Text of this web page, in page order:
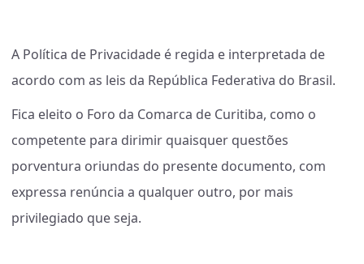
A Política de Privacidade é regida e interpretada de
acordo com as leis da República Federativa do Brasil.
Fica eleito o Foro da Comarca de Curitiba, como o
competente para dirimir quaisquer questões
porventura oriundas do presente documento, com
expressa renúncia a qualquer outro, por mais
privilegiado que seja.